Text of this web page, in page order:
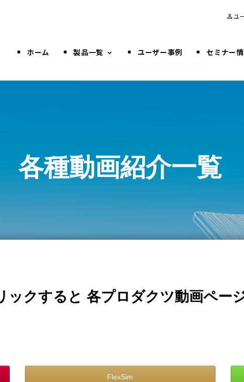
person_outline ユ
ホーム 製品一覧 ユーザー事例 セミナー
各種動画紹介一覧
ックすると 各プロダクツ動画ペー
FlexSim